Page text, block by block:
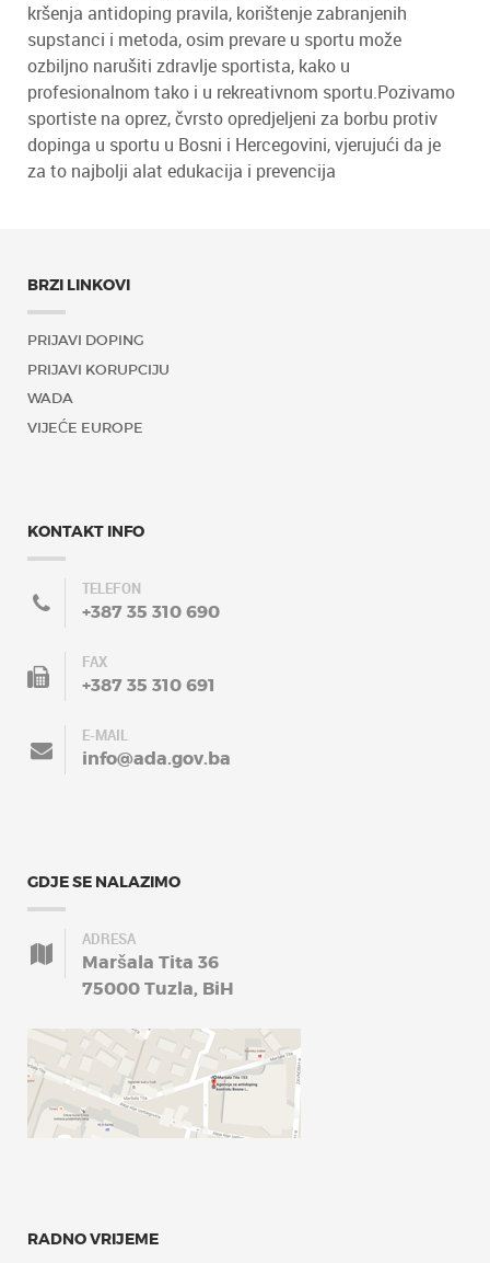
kršenja antidoping pravila, korištenje zabranjenih
supstanci i metoda, osim prevare u sportu može
ozbiljno narušiti zdravlje sportista, kako u
profesionalnom tako i u rekreativnom sportu.Pozivamo
sportiste na oprez, čvrsto opredjeljeni za borbu protiv
dopinga u sportu u Bosni i Hercegovini, vjerujući da je
za to najbolji alat edukacija i prevencija
BRZI LINKOVI
PRIJAVI DOPING
PRIJAVI KORUPCIJU
WADA
VIJEĆE EUROPE
KONTAKT INFO
TELEFON
+387 35 310 690
FAX
+387 35 310 691
E-MAIL
info@ada.gov.ba
GDJE SE NALAZIMO
ADRESA
Maršala Tita 36
75000 Tuzla, BiH
RADNO VRIJEME